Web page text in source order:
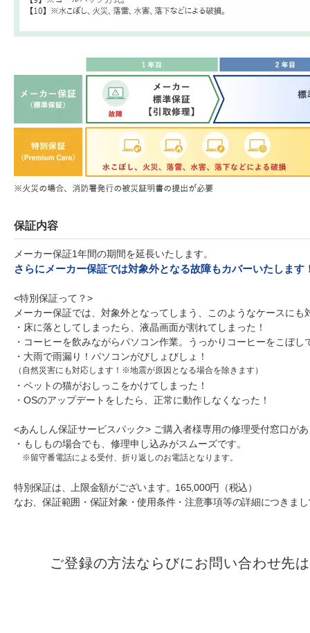
保証内容
メーカー保証1年間の期間を延長いたします。
さらにメーカー保証では対象外となる故障もカバーいたします
<特別保証って？>
メーカー保証では、対象外となってしまう、このようなケースに
・床に落としてしまったら、液晶画面が割れてしまった！
・コーヒーを飲みながらパソコン作業。うっかりコーヒーをこぼ
・大雨で雨漏り！パソコンがびしょびしょ！
（自然災害にも対応します！※地震が原因となる場合を除きます）
・ペットの猫がおしっこをかけてしまった！
・OSのアップデートをしたら、正常に動作しなくなった！
<あんしん保証サービスパック> ご購入者様専用の修理受付
・もしもの場合でも、修理申し込みがスムーズです。
※留守番電話による受付、折り返しのお電話となります。
特別保証は、上限金額がございます。165,000円（税込）
なお、保証範囲・保証対象・使用条件・注意事項等の詳細につきま
ご登録の方法ならびにお問い合わせ先は